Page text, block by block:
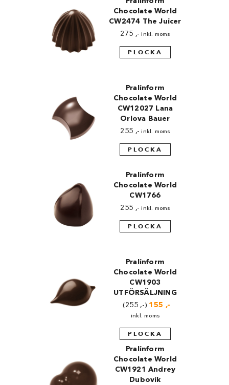
Chocolate World
CW2474 The Juicer
275 ,- inkl. moms
PLOCKA
Pralinform
Chocolate World
CW12027 Lana
Orlova Bauer
255 ,- inkl. moms
PLOCKA
Pralinform
Chocolate World
CW1766
255 ,- inkl. moms
PLOCKA
Pralinform
Chocolate World
CW1903
UTFÖRSÄLJNING
255 ,-
Det
ursprungliga
var:
155 ,-
inkl. moms
PLOCKA
Pralinform
Chocolate World
CW1921 Andrey
Dubovik